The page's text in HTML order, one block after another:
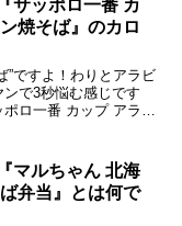
く、確...
サッポロ一番 カ
焼そば』のカロ
”ですよ！わりとアラビ
で3秒悩む感じです
ロ一番 カップ アラビ
年で発売55周年との
マルちゃん 北海
弁当』とは何で